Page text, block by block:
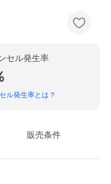
セル発生率
ル発生率とは？
販売条件